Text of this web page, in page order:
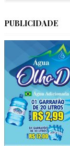
PUBLICIDADE